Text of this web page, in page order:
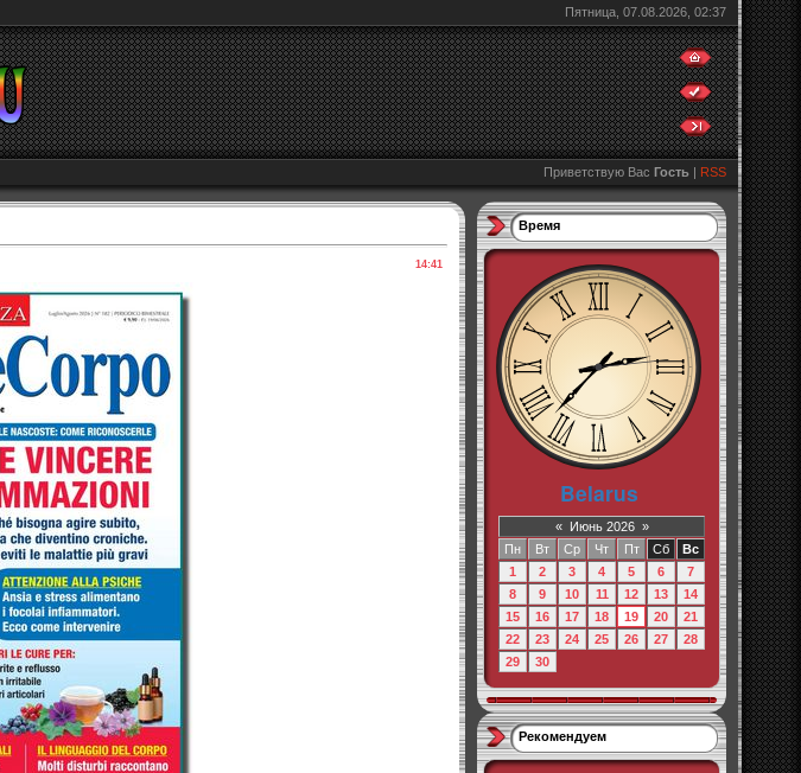
Пятница, 07.08.2026, 02:37
Приветствую Вас Гость | RSS
14:41
Время
« Июнь 2026 »
Пн
Вт Ср Чт Пт Сб
Вс
1
2 3 4 5 6
7
8
9 10 11 12 13
14
15
16 17 18 19 20
21
22
23 24 25 26 27
28
29
30
Рекомендуем